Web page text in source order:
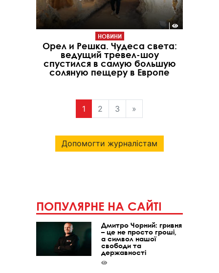
НОВИНИ
Орел и Решка. Чудеса света:
ведущий тревел-шоу
спустился в самую большую
соляную пещеру в Европе
1 2 3 »
Допомогти журналістам
ПОПУЛЯРНЕ НА САЙТІ
Дмитро Чорний: гривня
– це не просто гроші,
а символ нашої
свободи та
державності